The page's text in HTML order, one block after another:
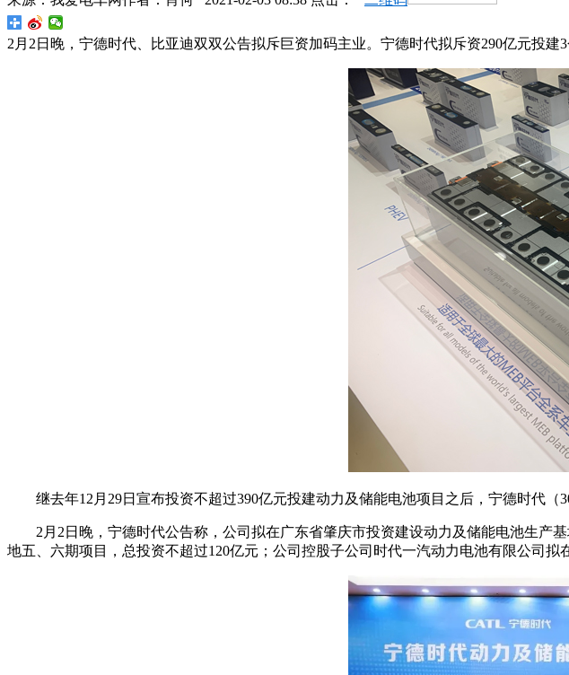
2月2日晚，宁德时代、比亚迪双双公告拟斥巨资加码主业。宁德时代拟斥资290亿元投建
继去年12月29日宣布投资不超过390亿元投建动力及储能电池项目之后，宁德时代（
2月2日晚，宁德时代公告称，公司拟在广东省肇庆市投资建设动力及储能电池生产
地五、六期项目，总投资不超过120亿元；公司控股子公司时代一汽动力电池有限公司